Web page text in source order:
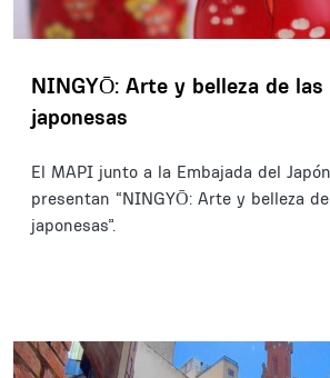
NINGYŌ: Arte y belleza de las
japonesas
El MAPI junto a la Embajada del
presentan “NINGYŌ: Arte y belleza
japonesas”.